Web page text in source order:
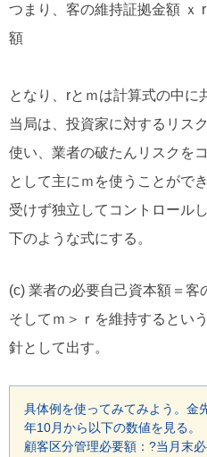
つまり、客の維持証拠金額 ｘ
額
となり、rとｍは計算式の中に
当局は、投資家に対するリス
使い、業者の破たんリスクを
として主にｍを使うことがで
受けず独立してコントロール
下のような式にする。
(c) 業者の必要自己資本額＝客
そしてｍ＞ｒを維持するとい
針として出す。
具体例を使ってみてみよう。金
年10月から以下の数値を見る。
顧客区分管理必要額：?当月末